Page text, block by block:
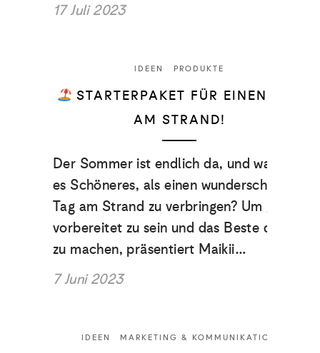
17 Juli 2023
IDEEN PRODUKTE
STARTERPAKET FÜR EINEN TAG
AM STRAND!
Der Sommer ist endlich da, und was gibt
es Schöneres, als einen wunderschönen
Tag am Strand zu verbringen? Um gut
vorbereitet zu sein und das Beste daraus
zu machen, präsentiert Maikii…
7 Juni 2023
IDEEN
MARKETING & KOMMUNIKATION